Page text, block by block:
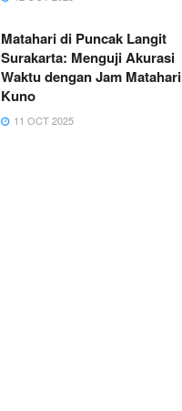
Matahari di Puncak Langit
Surakarta: Menguji Akurasi
Waktu dengan Jam Matahari
Kuno
11 OCT 2025